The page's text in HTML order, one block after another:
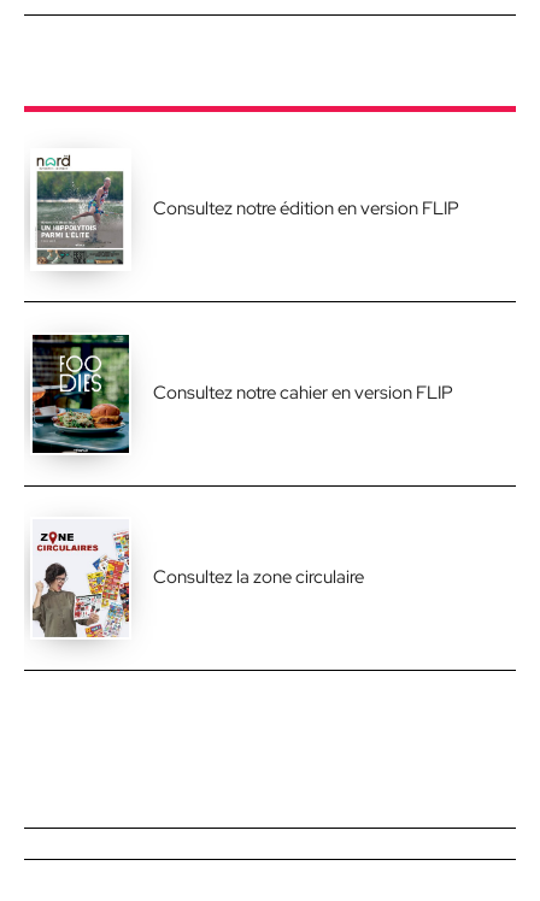
Consultez notre édition en version FLIP
Consultez notre cahier en version FLIP
Consultez la zone circulaire